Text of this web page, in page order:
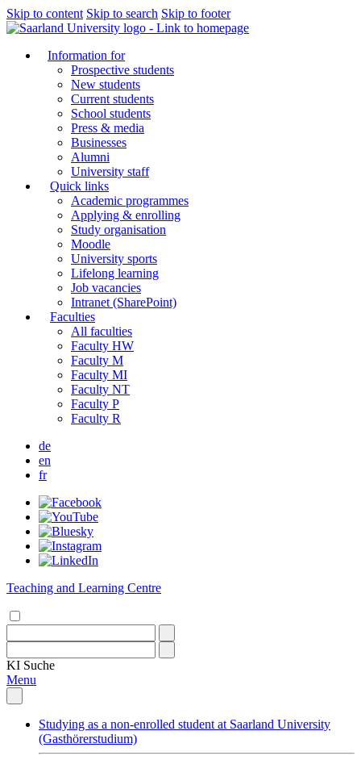
Skip to content Skip to search Skip to footer
Information for
Prospective students
New students
Current students
School students
Press & media
Businesses
Alumni
University staff
Quick links
Academic programmes
Applying & enrolling
Study organisation
Moodle
University sports
Lifelong learning
Job vacancies
Intranet (SharePoint)
Faculties
All faculties
Faculty HW
Faculty M
Faculty MI
Faculty NT
Faculty P
Faculty R
de
en
fr
Teaching and Learning Centre
KI Suche
Menu
Studying as a non-enrolled student at Saarland University
(Gasthörerstudium)